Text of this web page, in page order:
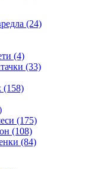
(24)
(4)
(33)
(158)
(175)
(108)
(84)